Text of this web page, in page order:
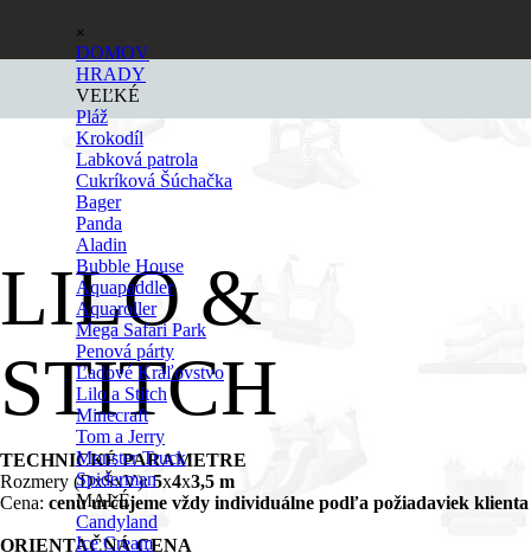
×
DOMOV
HRADY
VEĽKÉ
Pláž
Krokodíl
Labková patrola
Cukríková Šúchačka
Bager
Panda
Aladin
Bubble House
Aquapaddler
Aquaroller
Mega Safari Park
Penová párty
Ľadové Kráľovstvo
Lilo a Stitch
Minecraft
Tom a Jerry
Monster Truck
Spiderman
MALÉ
Candyland
Ice Cream
LILO &
STITCH
TECHNICKÉ PARAMETRE
Rozmery (DxŠxV): 5x4x3,5 m
Cena: cenu určujeme vždy individuálne podľa požiadaviek klienta
ORIENTAČNÁ CENA